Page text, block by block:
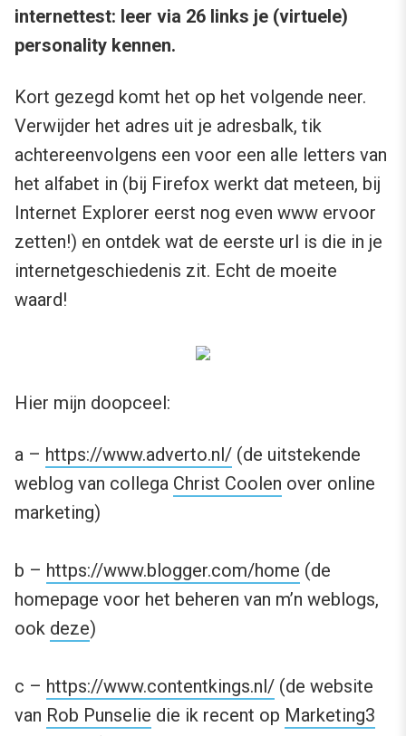
internettest: leer via 26 links je (virtuele)
personality kennen.
Kort gezegd komt het op het volgende neer.
Verwijder het adres uit je adresbalk, tik
achtereenvolgens een voor een alle letters van
het alfabet in (bij Firefox werkt dat meteen, bij
Internet Explorer eerst nog even www ervoor
zetten!) en ontdek wat de eerste url is die in je
internetgeschiedenis zit. Echt de moeite
waard!
Hier mijn doopceel:
a – https://www.adverto.nl/ (de uitstekende
weblog van collega Christ Coolen over online
marketing)
b – https://www.blogger.com/home (de
homepage voor het beheren van m’n weblogs,
ook deze)
c – https://www.contentkings.nl/ (de website
van Rob Punselie die ik recent op Marketing3